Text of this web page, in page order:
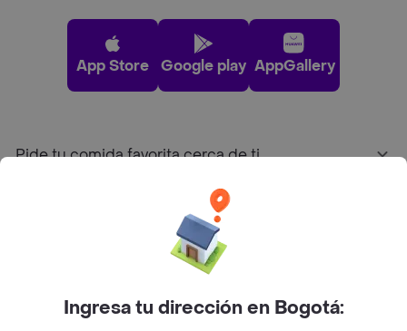
App Store Google play AppGallery
Pide tu comida favorita cerca de ti
Sobre Rappi
Ingresa tu dirección en Bogotá: